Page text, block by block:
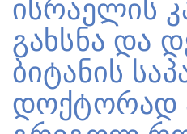
ისრაელის
გახსნა და
ბიტანის
დოქტორად